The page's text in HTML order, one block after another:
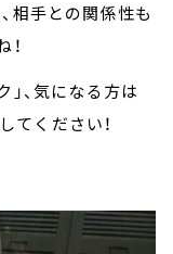
相手との関係性も
、気になる方は
てください！